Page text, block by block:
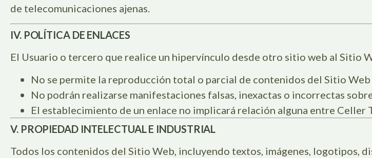
de telecomunicaciones ajenas.
IV. POLÍTICA DE ENLACES
El Usuario o tercero que realice un hipervínculo desde otro sitio web al Sitio
No se permite la reproducción total o parcial de contenidos del Sitio
No podrán realizarse manifestaciones falsas, inexactas o incorrectas
El establecimiento de un enlace no implicará relación alguna entre Celler
V. PROPIEDAD INTELECTUAL E INDUSTRIAL
Todos los contenidos del Sitio Web, incluyendo textos, imágenes, logotipos,